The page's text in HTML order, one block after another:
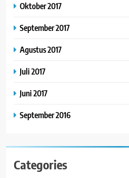
Oktober 2017
September 2017
Agustus 2017
Juli 2017
Juni 2017
September 2016
Categories